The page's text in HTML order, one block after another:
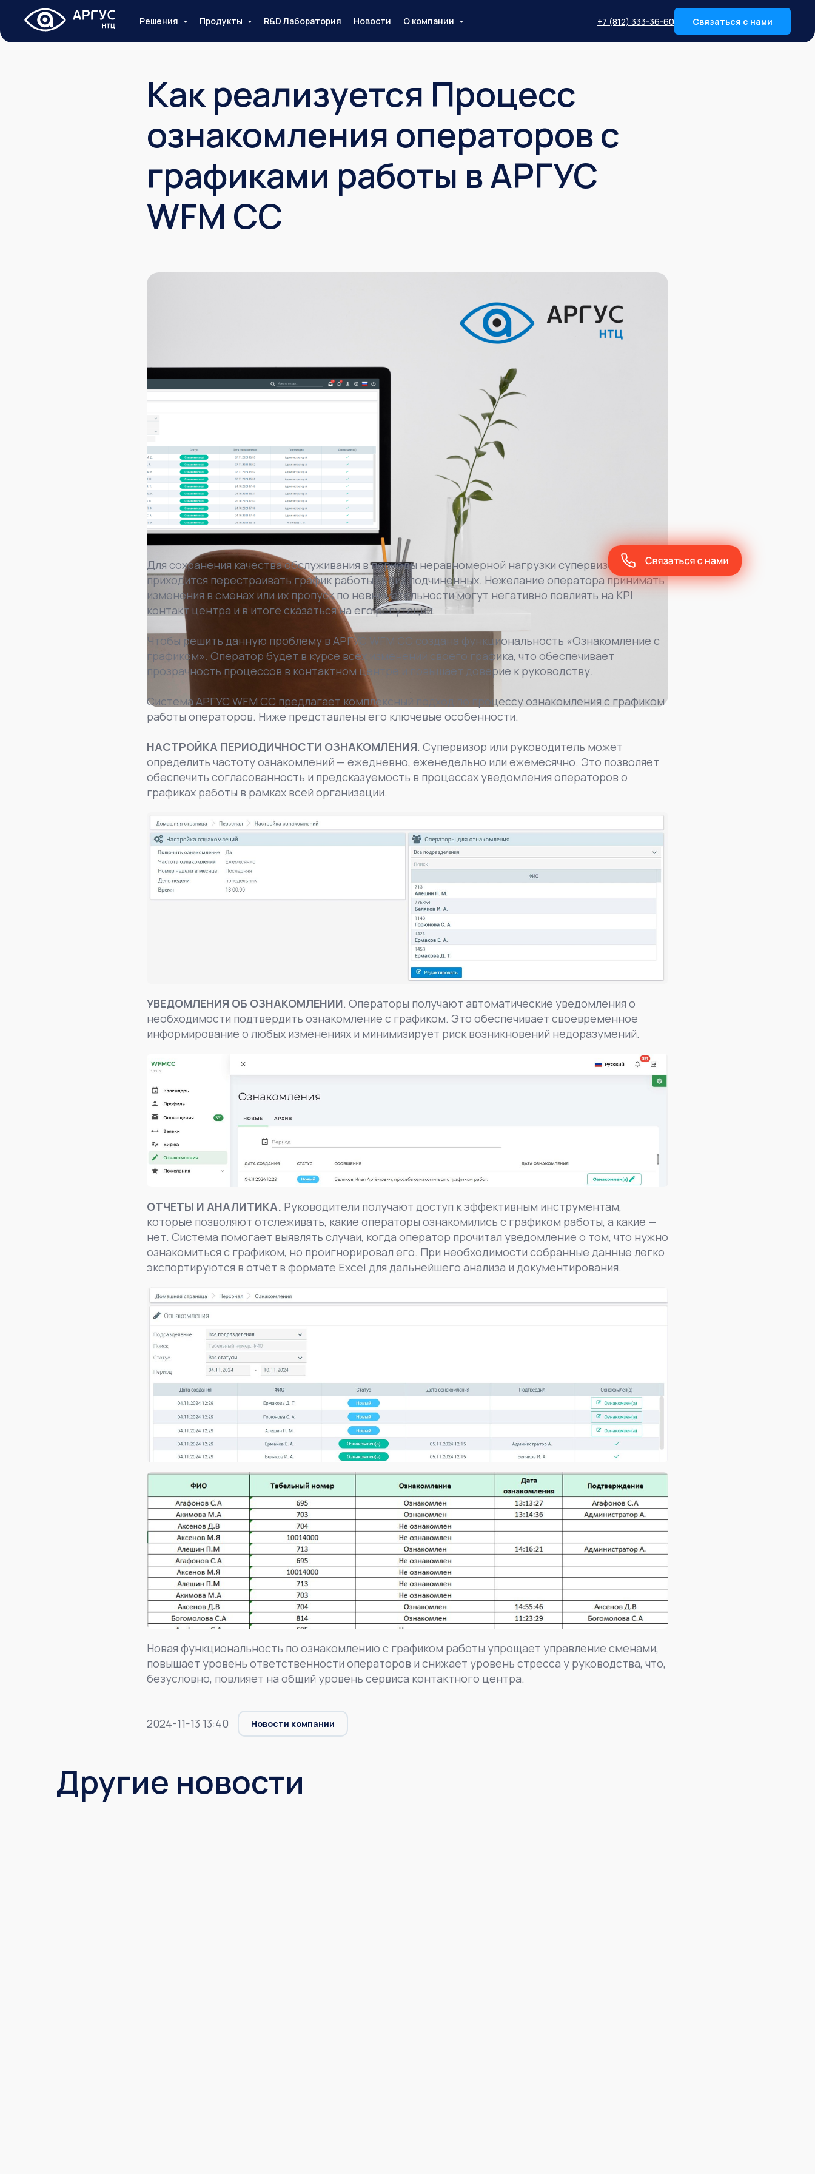
Решения Продукты R&D Лаборатория Новости О компании +7 (812) 333-36-60 Связаться с нами
Как реализуется Процесс
ознакомления операторов с
графиками работы в АРГУС
WFM CC
Для сохранения качества обслуживания в периоды неравномерной нагрузки супервизорам
приходится перестраивать график работы своих подчиненных. Нежелание оператора принимать
изменения в сменах или их пропуск по невнимательности могут негативно повлиять на KPI
контакт центра и в итоге сказаться на его репутации.
Чтобы решить данную проблему в АРГУС WFM CC создана функциональность «Ознакомление с
графиком». Оператор будет в курсе всех изменений своего графика, что обеспечивает
прозрачность процессов в контактном центре и повышает доверие к руководству.
Система АРГУС WFM CC предлагает комплексный подход по процессу ознакомления с графиком
работы операторов. Ниже представлены его ключевые особенности.
НАСТРОЙКА ПЕРИОДИЧНОСТИ ОЗНАКОМЛЕНИЯ. Супервизор или руководитель может
определить частоту ознакомлений — ежедневно, еженедельно или ежемесячно. Это позволяет
обеспечить согласованность и предсказуемость в процессах уведомления операторов о
графиках работы в рамках всей организации.
УВЕДОМЛЕНИЯ ОБ ОЗНАКОМЛЕНИИ. Операторы получают автоматические уведомления о
необходимости подтвердить ознакомление с графиком. Это обеспечивает своевременное
информирование о любых изменениях и минимизирует риск возникновений недоразумений.
ОТЧЕТЫ И АНАЛИТИКА. Руководители получают доступ к эффективным инструментам,
которые позволяют отслеживать, какие операторы ознакомились с графиком работы, а какие —
нет. Система помогает выявлять случаи, когда оператор прочитал уведомление о том, что нужно
ознакомиться с графиком, но проигнорировал его. При необходимости собранные данные легко
экспортируются в отчёт в формате Excel для дальнейшего анализа и документирования.
Новая функциональность по ознакомлению с графиком работы упрощает управление сменами,
повышает уровень ответственности операторов и снижает уровень стресса у руководства, что,
безусловно, повлияет на общий уровень сервиса контактного центра.
2024-11-13 13:40 Новости компании
Другие новости